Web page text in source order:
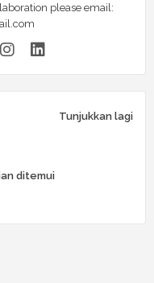
please email:
Tunjukkan lagi
ditemui